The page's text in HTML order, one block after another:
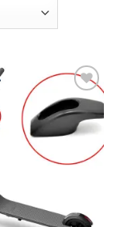
Auf die
Wunschliste